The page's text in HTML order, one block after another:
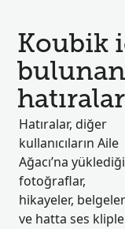
Koubik
bulunan
hatıralar
Hatıralar, diğer
kullanıcıların Aile
Ağacı’na yüklediği
fotoğraflar,
hikayeler, belgeler
ve hatta ses